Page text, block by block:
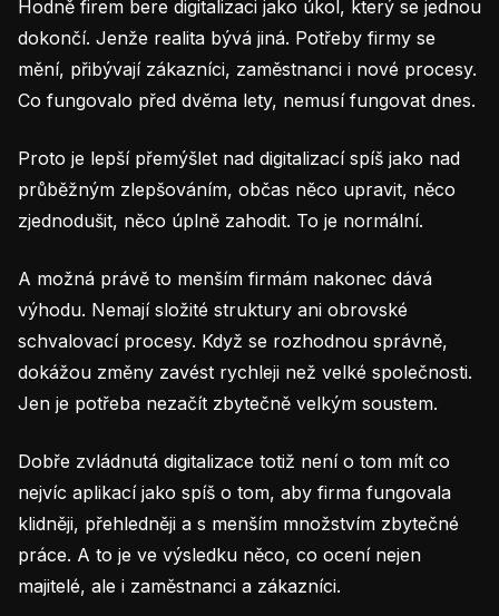
Hodně firem bere digitalizaci jako úkol, který se jednou
dokončí. Jenže realita bývá jiná. Potřeby firmy se
mění, přibývají zákazníci, zaměstnanci i nové procesy.
Co fungovalo před dvěma lety, nemusí fungovat dnes.
Proto je lepší přemýšlet nad digitalizací spíš jako nad
průběžným zlepšováním, občas něco upravit, něco
zjednodušit, něco úplně zahodit. To je normální.
A možná právě to menším firmám nakonec dává
výhodu. Nemají složité struktury ani obrovské
schvalovací procesy. Když se rozhodnou správně,
dokážou změny zavést rychleji než velké společnosti.
Jen je potřeba nezačít zbytečně velkým soustem.
Dobře zvládnutá digitalizace totiž není o tom mít co
nejvíc aplikací jako spíš o tom, aby firma fungovala
klidněji, přehledněji a s menším množstvím zbytečné
práce. A to je ve výsledku něco, co ocení nejen
majitelé, ale i zaměstnanci a zákazníci.